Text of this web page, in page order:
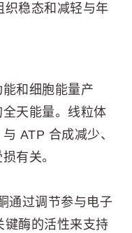
织稳态和减轻与年
和细胞能量产
天能量。线粒体
ATP 合成减少、
有关。
通过调节参与电子
键酶的活性来支持